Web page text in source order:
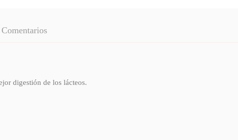
Comentarios
digestión de los lácteos.